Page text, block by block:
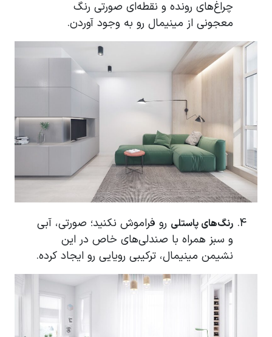
چراغ‌های رونده و نقطه‌ای صورتی رنگ
معجونی از مینیمال رو به وجود آوردن.
رنگ‌های پاستلی رو فراموش نکنید؛ صورتی، آبی
و سبز همراه با صندلی‌های خاص در این
نشیمن مینیمال، ترکیبی رویایی رو ایجاد کرده.